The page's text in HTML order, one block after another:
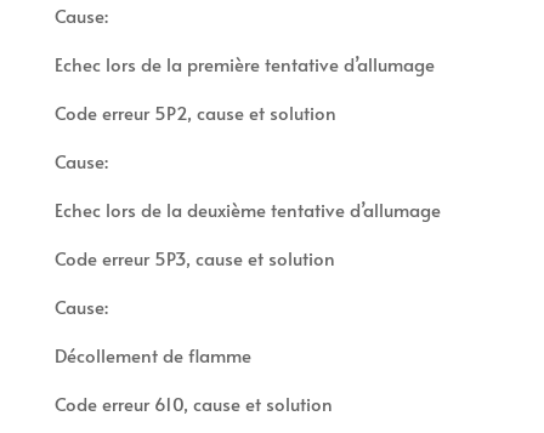
Cause:
Echec lors de la première tentative d’allumage
Code erreur 5P2, cause et solution
Cause:
Echec lors de la deuxième tentative d’allumage
Code erreur 5P3, cause et solution
Cause:
Décollement de flamme
Code erreur 610, cause et solution